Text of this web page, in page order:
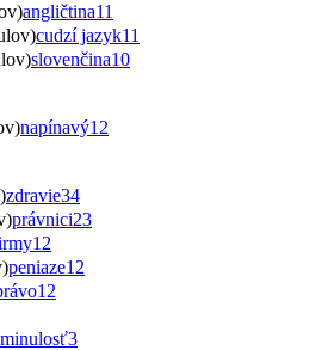
angličtina11
cudzí jazyk11
slovenčina10
napínavý12
zdravie34
právnici23
12
peniaze12
12
minulosť3